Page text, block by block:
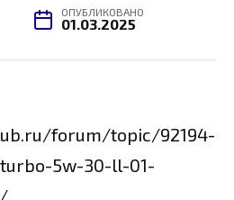
ОПУБЛИКОВАНО
01.03.2025
forum/topic/92194-
5w-30-ll-01-